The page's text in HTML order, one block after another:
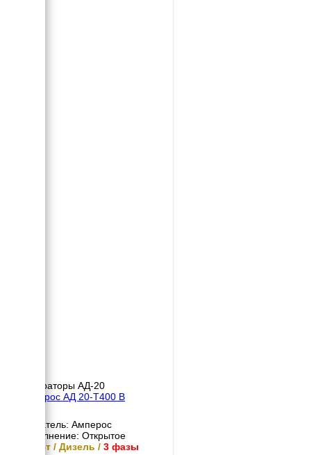
Генераторы АД-20
Амперос АД 20-Т400 B
Двигатель: Амперос
Исполнение: Открытое
20 кВт / Дизель / 3 фазы